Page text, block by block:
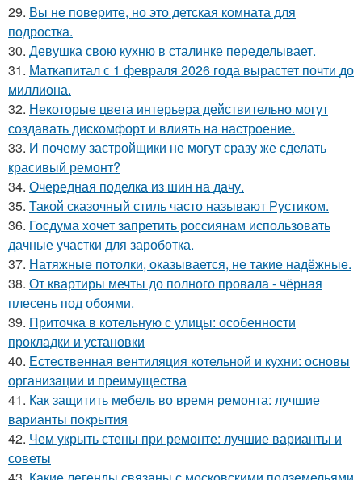
29. Вы не поверите, но это детская комната для
подростка.
30. Девушка свою кухню в сталинке переделывает.
31. Маткапитал с 1 февраля 2026 года вырастет почти до
миллиона.
32. Некоторые цвета интерьера действительно могут
создавать дискомфорт и влиять на настроение.
33. И почему застройщики не могут сразу же сделать
красивый ремонт?
34. Очередная поделка из шин на дачу.
35. Такой сказочный стиль часто называют Рустиком.
36. Госдума хочет запретить россиянам использовать
дачные участки для зароботка.
37. Натяжные потолки, оказывается, не такие надёжные.
38. От квартиры мечты до полного провала - чёрная
плесень под обоями.
39. Приточка в котельную с улицы: особенности
прокладки и установки
40. Естественная вентиляция котельной и кухни: основы
организации и преимущества
41. Как защитить мебель во время ремонта: лучшие
варианты покрытия
42. Чем укрыть стены при ремонте: лучшие варианты и
советы